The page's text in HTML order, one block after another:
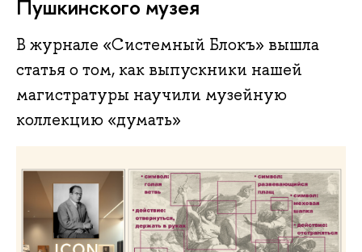
Пушкинского музея
В журнале «Системный Блокъ» вышла
статья о том, как выпускники нашей
магистратуры научили музейную
коллекцию «думать»